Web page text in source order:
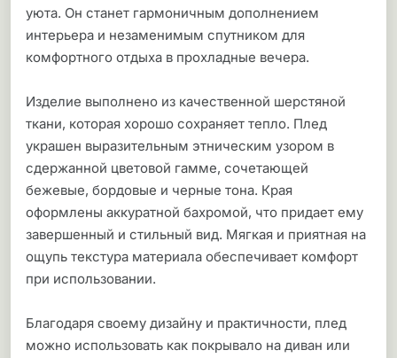
уюта. Он станет гармоничным дополнением
интерьера и незаменимым спутником для
комфортного отдыха в прохладные вечера.
Изделие выполнено из качественной шерстяной
ткани, которая хорошо сохраняет тепло. Плед
украшен выразительным этническим узором в
сдержанной цветовой гамме, сочетающей
бежевые, бордовые и черные тона. Края
оформлены аккуратной бахромой, что придает ему
завершенный и стильный вид. Мягкая и приятная на
ощупь текстура материала обеспечивает комфорт
при использовании.
Благодаря своему дизайну и практичности, плед
можно использовать как покрывало на диван или